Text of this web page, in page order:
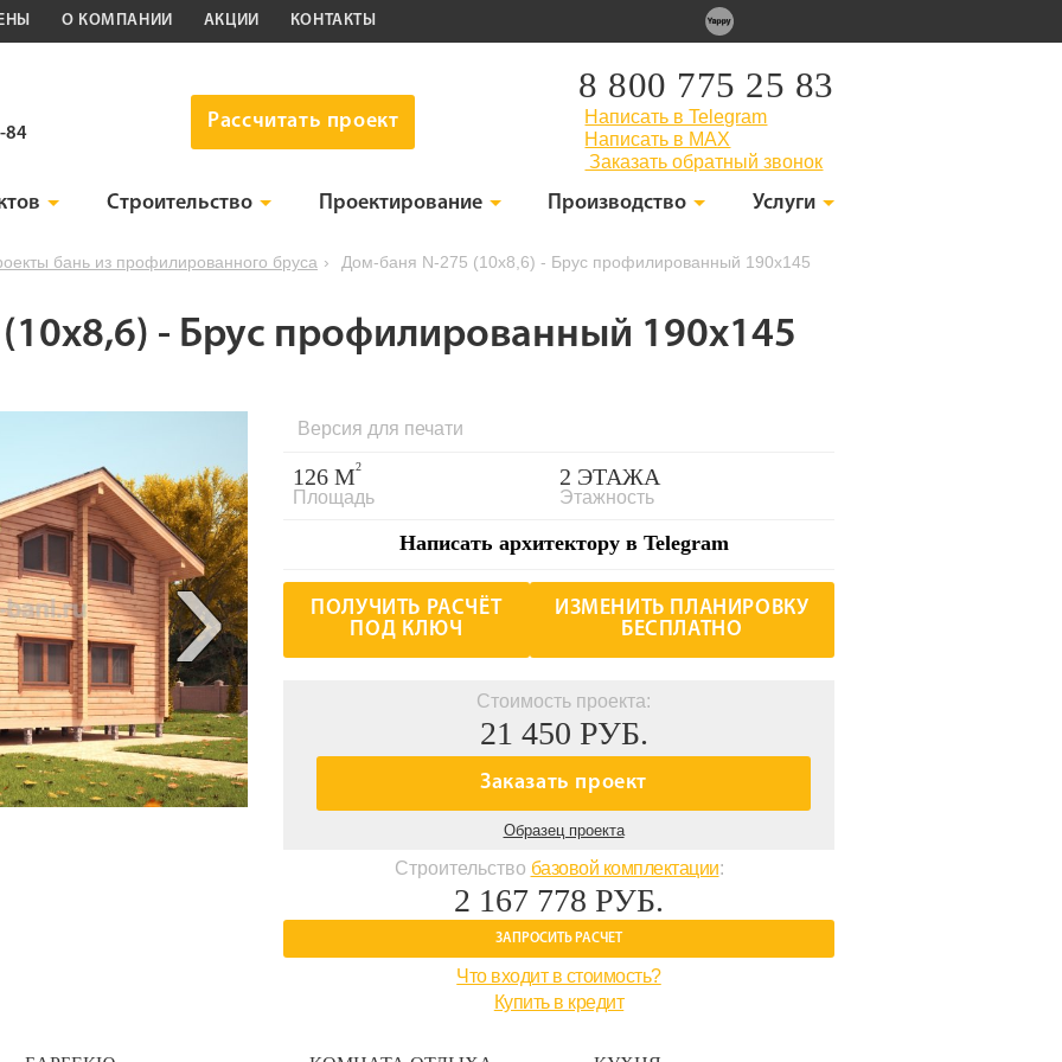
О КОМПАНИИ АКЦИИ КОНТАКТЫ
84
Рассчитать проект
8 800 775 25 83
Написать в Telegram
Написать в MAX
Заказать обратный звонок
Строительство Проектирование Производство Услуги
бань из профилированного бруса › Дом-баня N-275 (10x8,6) - Брус профилированный 190x145
- Брус профилированный 190x145
›
Версия для печати
126 М2
Площадь
2 ЭТАЖА
Этажность
Написать архитектору в Telegram
ПОЛУЧИТЬ РАСЧЁТ
ПОД КЛЮЧ
ИЗМЕНИТЬ ПЛАНИРОВКУ
БЕСПЛАТНО
Стоимость проекта:
21 450 РУБ.
Заказать проект
Образец проекта
Строительство базовой комплектации:
2 167 778 РУБ.
ЗАПРОСИТЬ РАСЧЕТ
Что входит в стоимость?
Купить в кредит